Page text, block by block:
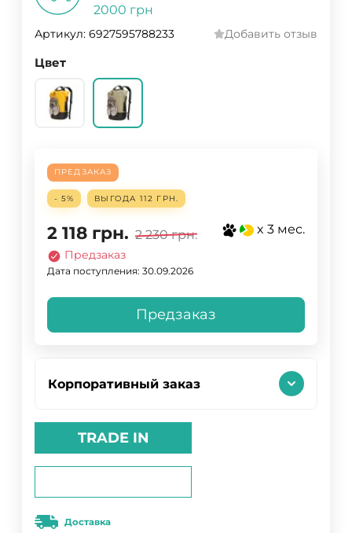
2000 грн
Артикул: 6927595788233 Добавить отзыв
Цвет
ПРЕДЗАКАЗ
- 5% ВЫГОДА 112 ГРН.
2 118 грн. 2 230 грн. x 3 мес.
Предзаказ
Дата поступления: 30.09.2026
Предзаказ
Корпоративный заказ
TRADE IN
Доставка